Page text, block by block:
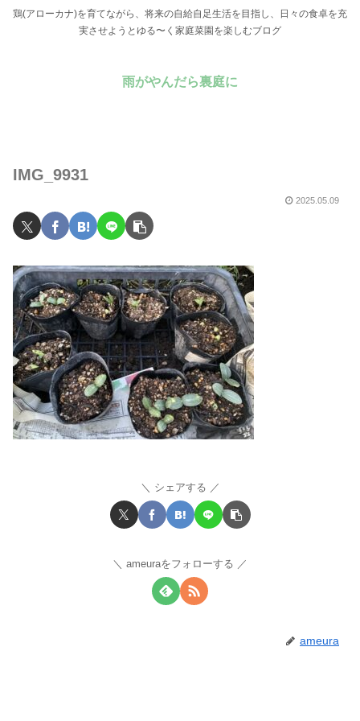
鶏(アローカナ)を育てながら、将来の自給自足生活を目指し、日々の食卓を充
実させようとゆる〜く家庭菜園を楽しむブログ
雨がやんだら裏庭に
IMG_9931
2025.05.09
シェアする
ameuraをフォローする
ameura